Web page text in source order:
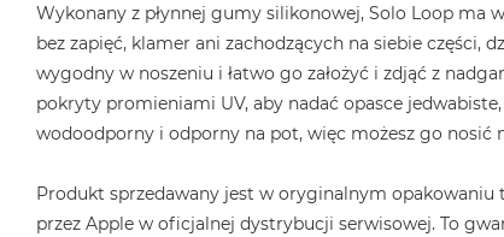
Wykonany z płynnej gumy silikonowej, Solo Loop ma
bez zapięć, klamer ani zachodzących na siebie części,
wygodny w noszeniu i łatwo go założyć i zdjąć z
pokryty promieniami UV, aby nadać opasce
wodoodporny i odporny na pot, więc możesz go nosić
Produkt sprzedawany jest w oryginalnym opakowaniu
przez Apple w oficjalnej dystrybucji serwisowej. To